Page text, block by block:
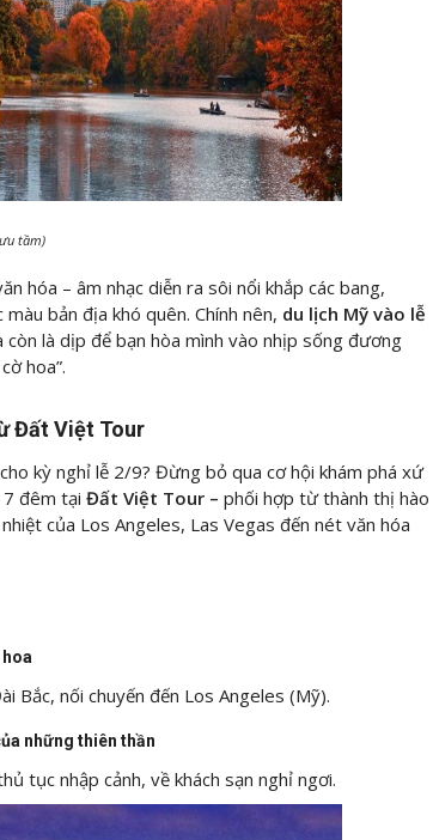
tầm)
hóa – âm nhạc diễn ra sôi nổi khắp các bang,
bản địa khó quên. Chính nên, du lịch Mỹ vào lễ
là dịp để bạn hòa mình vào nhịp sống đương
hoa”.
Đất Việt Tour
kỳ nghỉ lễ 2/9? Đừng bỏ qua cơ hội khám phá xứ
đêm tại Đất Việt Tour – phối hợp từ thành thị hào
của Los Angeles, Las Vegas đến nét văn hóa
Bắc, nối chuyến đến Los Angeles (Mỹ).
những thiên thần
tục nhập cảnh, về khách sạn nghỉ ngơi.